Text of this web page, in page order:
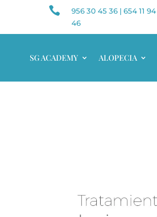
 956 30 45 36 |654 11 94
46
SG ACADEMY ALOPECIA